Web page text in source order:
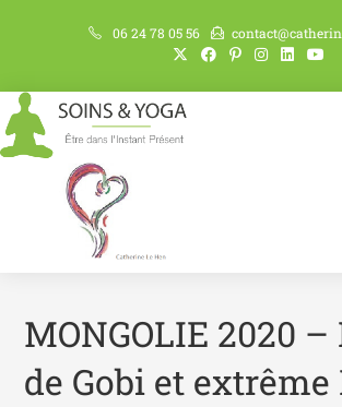
06 24 78 05 56
MONGOLIE 2020 –
de Gobi et